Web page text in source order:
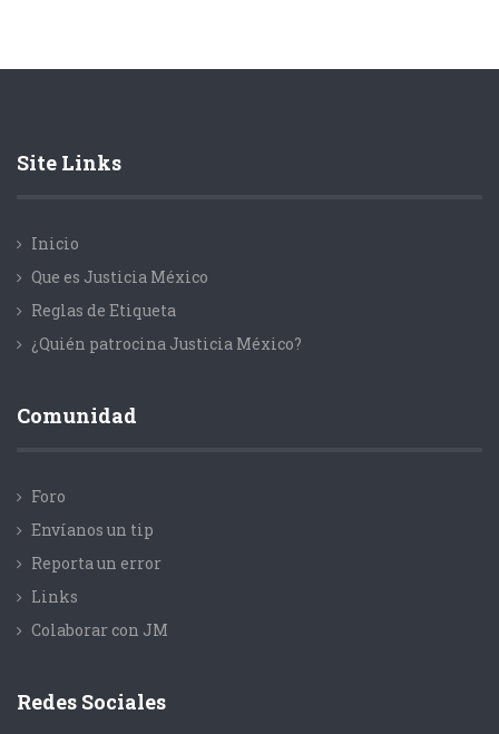
Site Links
Inicio
Que es Justicia México
Reglas de Etiqueta
¿Quién patrocina Justicia México?
Comunidad
Foro
Envíanos un tip
Reporta un error
Links
Colaborar con JM
Redes Sociales